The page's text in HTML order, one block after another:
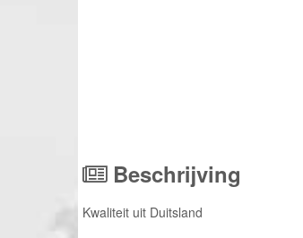
Beschrijving
Kwaliteit uit Duitsland